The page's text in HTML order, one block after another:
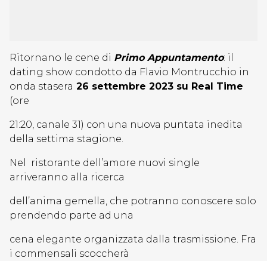
Ritornano le cene di Primo Appuntamento: il
dating show condotto da Flavio Montrucchio in
onda stasera 26 settembre 2023 su Real Time
(ore
21:20, canale 31) con una nuova puntata inedita
della settima stagione.
Nel ristorante dell’amore nuovi single
arriveranno alla ricerca
dell’anima gemella, che potranno conoscere solo
prendendo parte ad una
cena elegante organizzata dalla trasmissione. Fra
i commensali scoccherà